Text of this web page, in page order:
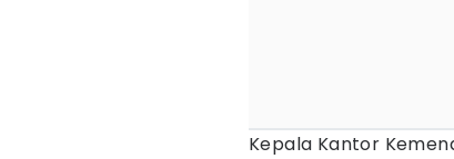
Kepala Kantor